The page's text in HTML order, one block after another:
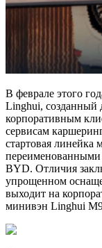
В феврале этого
Linghui, созданный
корпоративным
сервисам
стартовая линейка
переименованными
BYD. Отличия
упрощенном
выходит на
минивэн Linghui